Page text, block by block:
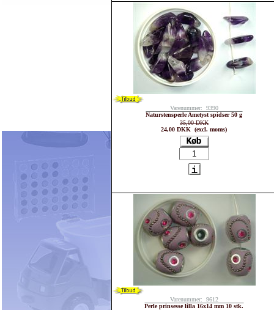
Varenummer: 9390
Naturstensperle Ametyst spidser 50 g
35,00 DKK
24,00 DKK (excl. moms)
Varenummer: 9612
Perle prinsesse lilla 16x14 mm 10 stk.